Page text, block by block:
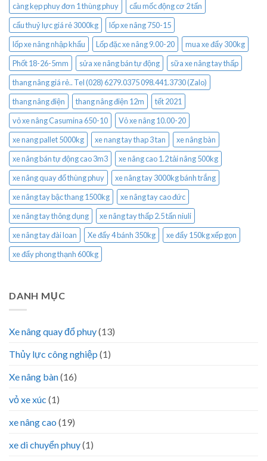
càng kẹp phuy đơn 1 thùng phuy
cẩu mốc động cơ 2 tấn
cẩu thuỷ lực giá rẻ 3000kg
lốp xe nâng 750-15
lốp xe nâng nhập khẩu
Lốp đặc xe nâng 9.00-20
mua xe đẩy 300kg
Phốt 18-26-5mm
sửa xe nâng bán tự động
sữa xe nâng tay thấp
thang nâng giá rẻ.. Tel (028) 6279.0375 098.441.3730 (Zalo)
thang nâng điện
thang nâng điện 12m
tết 2021
vỏ xe nâng Casumina 650-10
Vỏ xe nâng 10.00-20
xe nang pallet 5000kg
xe nang tay thap 3 tan
xe nâng bàn
xe nâng bán tự động cao 3m3
xe nâng cao 1.2 tải nâng 500kg
xe nâng quay đổ thùng phuy
xe nâng tay 3000kg bánh trắng
xe nâng tay bậc thang 1500kg
xe nâng tay cao đức
xe nâng tay thông dụng
xe nâng tay thấp 2.5 tấn niuli
xe nâng tay đài loan
Xe đẩy 4 bánh 350kg
xe đẩy 150kg xếp gọn
xe đẩy phong thạnh 600kg
DANH MỤC
Xe nâng quay đổ phuy(13)
Thủy lực công nghiệp (1)
Xe nâng bàn(16)
vỏ xe xúc (1)
xe nâng cao (19)
xe di chuyển phuy(1)